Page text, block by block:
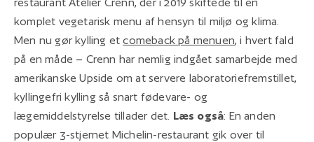
komplet vegetarisk menu af hensyn til miljø og klima.
Men nu gør kylling etcomeback på menuen, i hvert fald
på en måde – Crenn har nemlig indgået samarbejde med
amerikanske Upside om at servere laboratoriefremstillet,
kyllingefri kylling så snart fødevare- og
lægemiddelstyrelse tillader det. Læs også: En anden
populær 3-stjernet Michelin-restaurant gik over til